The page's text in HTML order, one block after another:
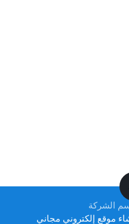
الشركة
موقع إلكتروني مجاني